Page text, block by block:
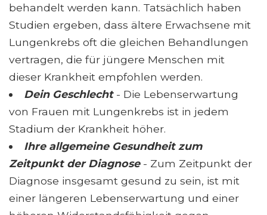
behandelt werden kann. Tatsächlich haben
Studien ergeben, dass ältere Erwachsene mit
Lungenkrebs oft die gleichen Behandlungen
vertragen, die für jüngere Menschen mit
dieser Krankheit empfohlen werden.
Dein Geschlecht- Die Lebenserwartung
von Frauen mit Lungenkrebs ist in jedem
Stadium der Krankheit höher.
Ihre allgemeine Gesundheit zum
Zeitpunkt der Diagnose- Zum Zeitpunkt der
Diagnose insgesamt gesund zu sein, ist mit
einer längeren Lebenserwartung und einer